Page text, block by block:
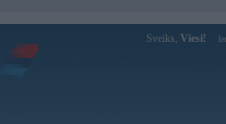
Sveiks, Viesi!